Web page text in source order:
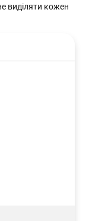
виділяти кожен